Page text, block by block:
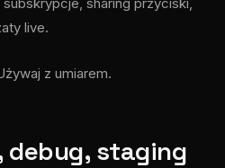
live.
z umiarem.
debug, staging